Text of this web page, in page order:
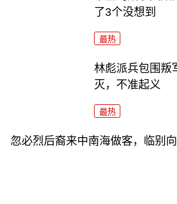
了3个没想到
最热
林彪派兵包围叛
灭，不准起义
最热
忽必烈后裔来中南海做客，临别